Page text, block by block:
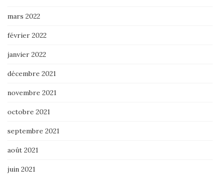
mars 2022
février 2022
janvier 2022
décembre 2021
novembre 2021
octobre 2021
septembre 2021
août 2021
juin 2021